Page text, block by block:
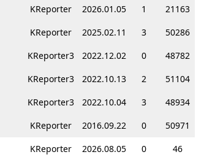
KReporter 2026.01.05 1
21163
KReporter 2025.02.11 3
50286
KReporter3 2022.12.02 0
48782
KReporter3 2022.10.13 2
51104
KReporter3 2022.10.04 3
48934
KReporter 2016.09.22 0
50971
KReporter 2026.08.05 0
46